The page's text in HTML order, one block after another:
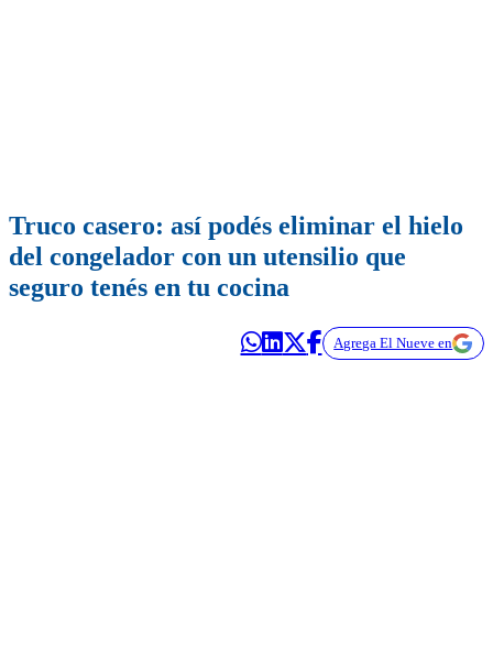
Truco casero: así podés eliminar el hielo
del congelador con un utensilio que
seguro tenés en tu cocina
Agrega El Nueve en